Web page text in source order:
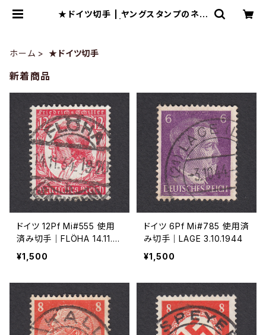
★ドイツ切手 | ヤングスタンプのネッ
ホーム ★ドイツ切手
新着商品
ドイツ 12Pf Mi#555 使用
済み切手｜FLÖHA 14.11.19
34
¥1,500
ドイツ 6Pf Mi#785 使用済
み切手｜LAGE 3.10.1944
¥1,500